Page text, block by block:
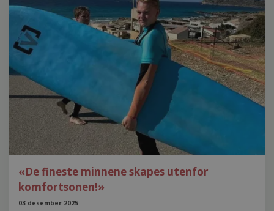
«De fineste minnene skapes utenfor
komfortsonen!»
03 desember 2025